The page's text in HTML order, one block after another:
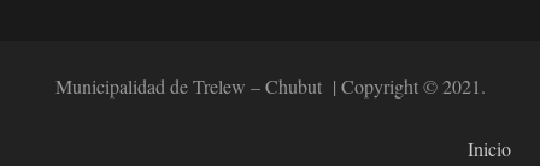
Municipalidad de Trelew – Chubut | Copyright © 2021.
Inicio